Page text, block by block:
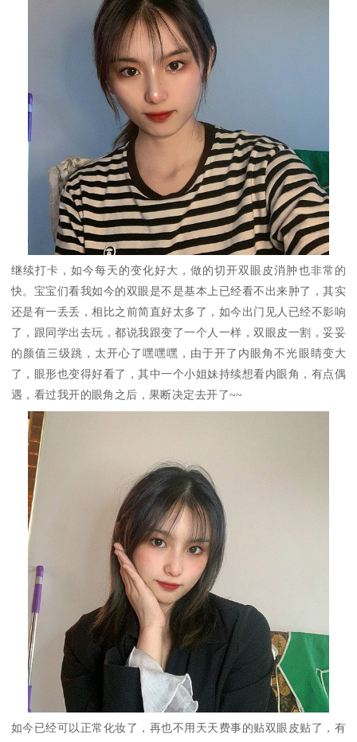
继续打卡，如今每天的变化好大，做的切开双眼皮消肿也非常的
快。宝宝们看我如今的双眼是不是基本上已经看不出来肿了，其实
还是有一丢丢，相比之前简直好太多了，如今出门见人已经不影响
了，跟同学出去玩，都说我跟变了一个人一样，双眼皮一割，妥妥
的颜值三级跳，太开心了嘿嘿嘿，由于开了内眼角不光眼睛变大
了，眼形也变得好看了，其中一个小姐妹持续想看内眼角，有点偶
遇，看过我开的眼角之后，果断决定去开了~~
如今已经可以正常化妆了，再也不用天天费事的贴双眼皮贴了，有